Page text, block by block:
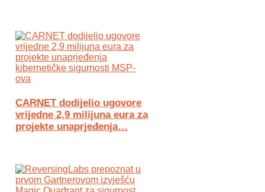
CARNET dodijelio ugovore
vrijedne 2,9 milijuna eura za
projekte unaprjeđenja…